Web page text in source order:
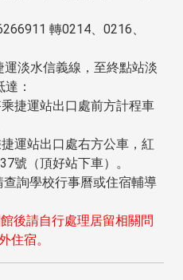
轉0214、0216、
淡水信義線，至終點站淡
：
站出口處前方計程車
出口處右方公車，紅
號（頂好站下車）。
詢學校行事曆或住宿輔導
後請自行處理居留相關問
住宿。